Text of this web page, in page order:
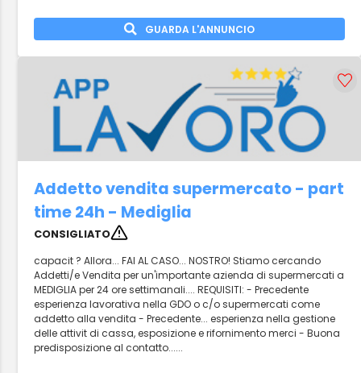
GUARDA L'ANNUNCIO
Addetto vendita supermercato - part
time 24h - Mediglia
CONSIGLIATO
capacit ? Allora... FAI AL CASO... NOSTRO! Stiamo cercando
Addetti/e Vendita per un'importante azienda di supermercati a
MEDIGLIA per 24 ore settimanali.... REQUISITI: - Precedente
esperienza lavorativa nella GDO o c/o supermercati come
addetto alla vendita - Precedente... esperienza nella gestione
delle attivit di cassa, esposizione e rifornimento merci - Buona
predisposizione al contatto......